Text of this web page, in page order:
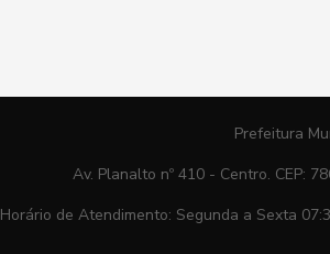
Prefeitura
Av. Planalto nº 410 - Centro. CEP:
Horário de Atendimento: Segunda a Sexta